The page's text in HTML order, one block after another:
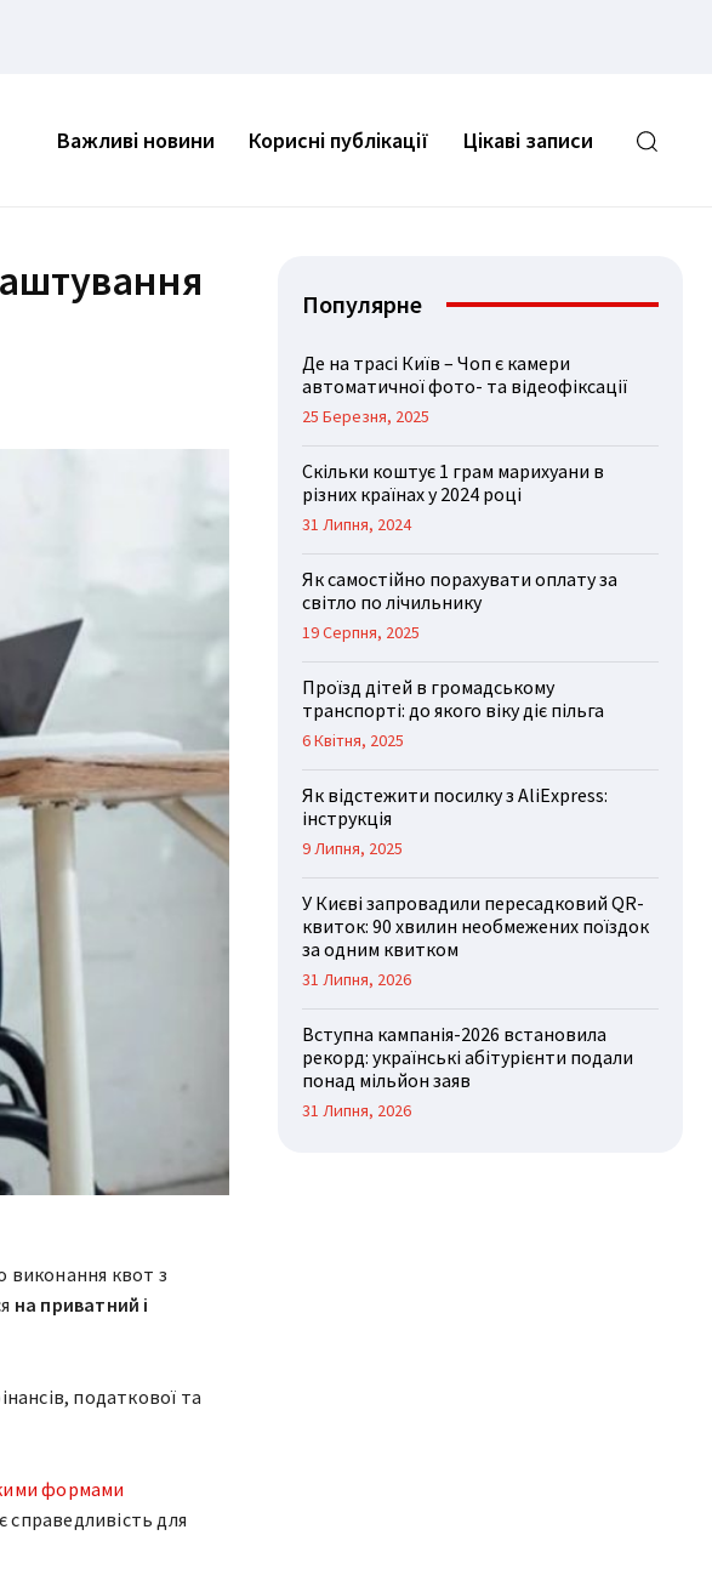
Важливі новини Корисні публікації Цікаві записи
виконання квот з
на приватний і
податкової та
формами
для
Популярне
Де на трасі Київ – Чоп є камери
автоматичної фото- та відеофіксації
25 Березня, 2025
Скільки коштує 1 грам марихуани в
різних країнах у 2024 році
31 Липня, 2024
Як самостійно порахувати оплату за
світло по лічильнику
19 Серпня, 2025
Проїзд дітей в громадському
транспорті: до якого віку діє пільга
6 Квітня, 2025
Як відстежити посилку з AliExpress:
інструкція
9 Липня, 2025
У Києві запровадили пересадковий QR-
квиток: 90 хвилин необмежених поїздок
за одним квитком
31 Липня, 2026
Вступна кампанія-2026 встановила
рекорд: українські абітурієнти подали
понад мільйон заяв
31 Липня, 2026